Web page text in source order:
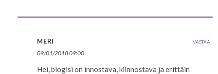
MERI
09/01/2018 09:00
Hei, blogisi on innostava, kiinnostava ja erittäin
VASTAA